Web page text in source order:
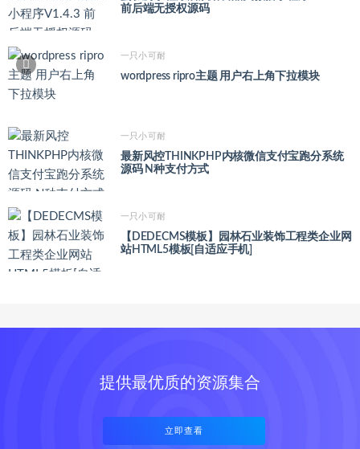
前后端无授权源码
一只小可耐
wordpress ripro主题 用户右上角下拉模块
一只小可耐
最新风控THINKPHP内核微信支付宝跑分系统
源码 N种支付方式
一只小可耐
【DEDECMS模板】园林石业装饰工程类企业网
站HTML5模板[自适应手机]
提供最优质的资源集合
立即查看